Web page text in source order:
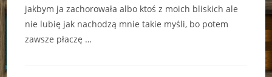
jakbym ja zachorowała albo ktoś z moich bliskich ale
nie lubię jak nachodzą mnie takie myśli, bo potem
zawsze płaczę …